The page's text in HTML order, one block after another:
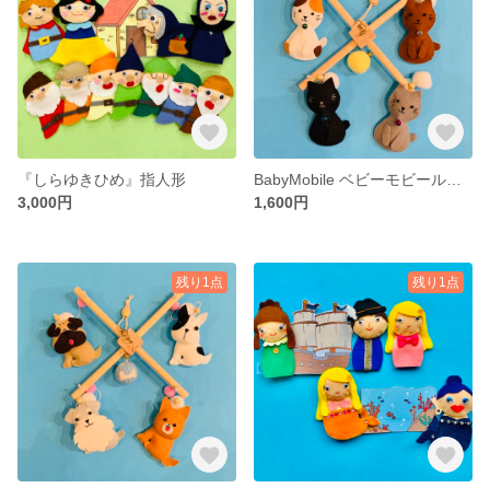
『しらゆきひめ』指人形
3,000円
1,600円
残り1点 残り1点